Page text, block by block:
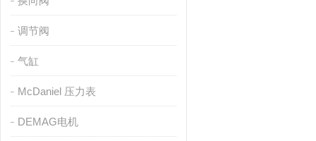
调节阀
气缸
McDaniel 压力表
DEMAG电机